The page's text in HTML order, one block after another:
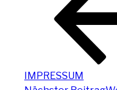
IMPRESSUM